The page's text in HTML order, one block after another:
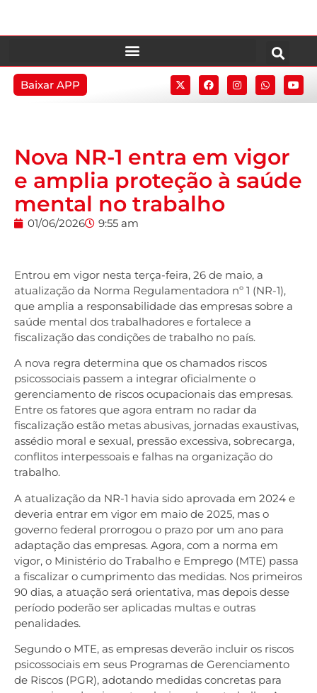
Baixar APP
Nova NR-1 entra em vigor
e amplia proteção à saúde
mental no trabalho
01/06/2026 9:55 am
Entrou em vigor nesta terça-feira, 26 de maio, a
atualização da Norma Regulamentadora nº 1 (NR-1),
que amplia a responsabilidade das empresas sobre a
saúde mental dos trabalhadores e fortalece a
fiscalização das condições de trabalho no país.
A nova regra determina que os chamados riscos
psicossociais passem a integrar oficialmente o
gerenciamento de riscos ocupacionais das empresas.
Entre os fatores que agora entram no radar da
fiscalização estão metas abusivas, jornadas exaustivas,
assédio moral e sexual, pressão excessiva, sobrecarga,
conflitos interpessoais e falhas na organização do
trabalho.
A atualização da NR-1 havia sido aprovada em 2024 e
deveria entrar em vigor em maio de 2025, mas o
governo federal prorrogou o prazo por um ano para
adaptação das empresas. Agora, com a norma em
vigor, o Ministério do Trabalho e Emprego (MTE) passa
a fiscalizar o cumprimento das medidas. Nos primeiros
90 dias, a atuação será orientativa, mas depois desse
período poderão ser aplicadas multas e outras
penalidades.
Segundo o MTE, as empresas deverão incluir os riscos
psicossociais em seus Programas de Gerenciamento
de Riscos (PGR), adotando medidas concretas para